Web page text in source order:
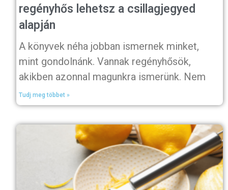
regényhős lehetsz a csillagjegyed
alapján
A könyvek néha jobban ismernek minket,
mint gondolnánk. Vannak regényhősök,
akikben azonnal magunkra ismerünk. Nem
Tudj meg többet »